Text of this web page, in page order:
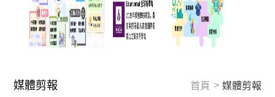
媒體剪報 首頁 媒體剪報